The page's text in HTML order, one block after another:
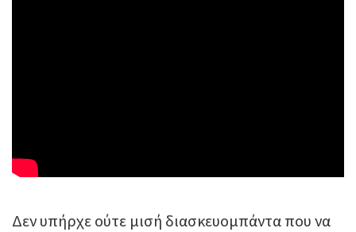
Δεν υπήρχε ούτε μισή διασκευομπάντα που να